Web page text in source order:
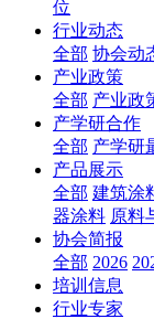
位
行业动态
全部 协会动
产业政策
全部 产业政
产学研合作
全部 产学研
产品展示
全部 建筑涂
器涂料 原料
协会简报
全部 2026
培训信息
行业专家